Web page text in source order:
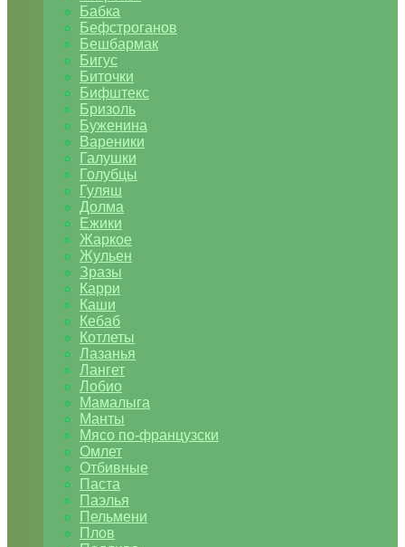
Бабка
Бефстроганов
Бешбармак
Бигус
Биточки
Бифштекс
Бризоль
Буженина
Вареники
Галушки
Голубцы
Гуляш
Долма
Ежики
Жаркое
Жульен
Зразы
Карри
Каши
Кебаб
Котлеты
Лазанья
Лангет
Лобио
Мамалыга
Манты
Мясо по-французски
Омлет
Отбивные
Паста
Паэлья
Пельмени
Плов